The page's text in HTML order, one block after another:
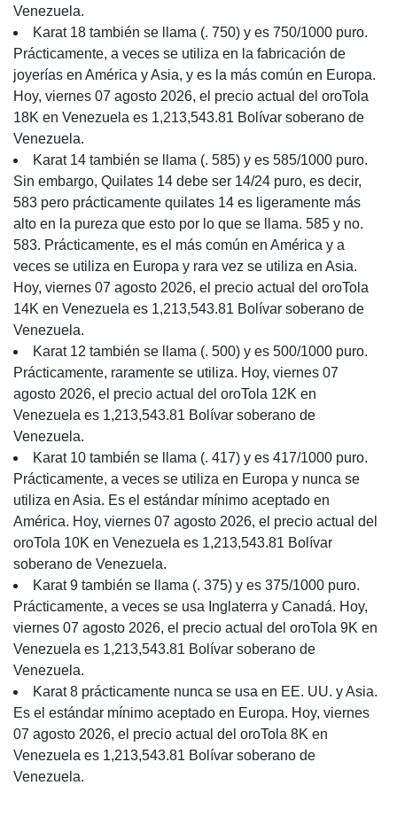
Venezuela.
Karat 18 también se llama (. 750) y es 750/1000 puro.
Prácticamente, a veces se utiliza en la fabricación de
joyerías en América y Asia, y es la más común en Europa.
Hoy, viernes 07 agosto 2026, el precio actual del oroTola
18K en Venezuela es 1,213,543.81 Bolívar soberano de
Venezuela.
Karat 14 también se llama (. 585) y es 585/1000 puro.
Sin embargo, Quilates 14 debe ser 14/24 puro, es decir,
583 pero prácticamente quilates 14 es ligeramente más
alto en la pureza que esto por lo que se llama. 585 y no.
583. Prácticamente, es el más común en América y a
veces se utiliza en Europa y rara vez se utiliza en Asia.
Hoy, viernes 07 agosto 2026, el precio actual del oroTola
14K en Venezuela es 1,213,543.81 Bolívar soberano de
Venezuela.
Karat 12 también se llama (. 500) y es 500/1000 puro.
Prácticamente, raramente se utiliza. Hoy, viernes 07
agosto 2026, el precio actual del oroTola 12K en
Venezuela es 1,213,543.81 Bolívar soberano de
Venezuela.
Karat 10 también se llama (. 417) y es 417/1000 puro.
Prácticamente, a veces se utiliza en Europa y nunca se
utiliza en Asia. Es el estándar mínimo aceptado en
América. Hoy, viernes 07 agosto 2026, el precio actual del
oroTola 10K en Venezuela es 1,213,543.81 Bolívar
soberano de Venezuela.
Karat 9 también se llama (. 375) y es 375/1000 puro.
Prácticamente, a veces se usa Inglaterra y Canadá. Hoy,
viernes 07 agosto 2026, el precio actual del oroTola 9K en
Venezuela es 1,213,543.81 Bolívar soberano de
Venezuela.
Karat 8 prácticamente nunca se usa en EE. UU. y Asia.
Es el estándar mínimo aceptado en Europa. Hoy, viernes
07 agosto 2026, el precio actual del oroTola 8K en
Venezuela es 1,213,543.81 Bolívar soberano de
Venezuela.